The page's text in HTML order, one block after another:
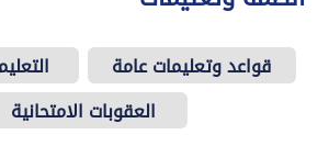
قواعد وتعليمات عامة
العقوبات الامتحانية